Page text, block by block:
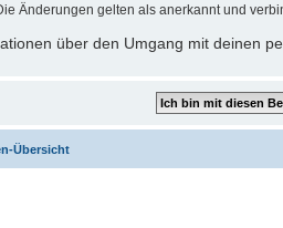
Änderungen gelten als anerkannt und
über den Umgang mit deinen
Übersicht